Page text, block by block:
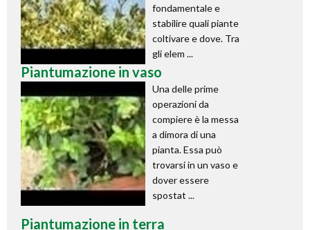
fondamentale e
stabilire quali piante
coltivare e dove. Tra
gli elem ...
Piantumazione in vaso
Una delle prime
operazioni da
compiere è la messa
a dimora di una
pianta. Essa può
trovarsi in un vaso e
dover essere
spostat ...
Piantumazione in terra